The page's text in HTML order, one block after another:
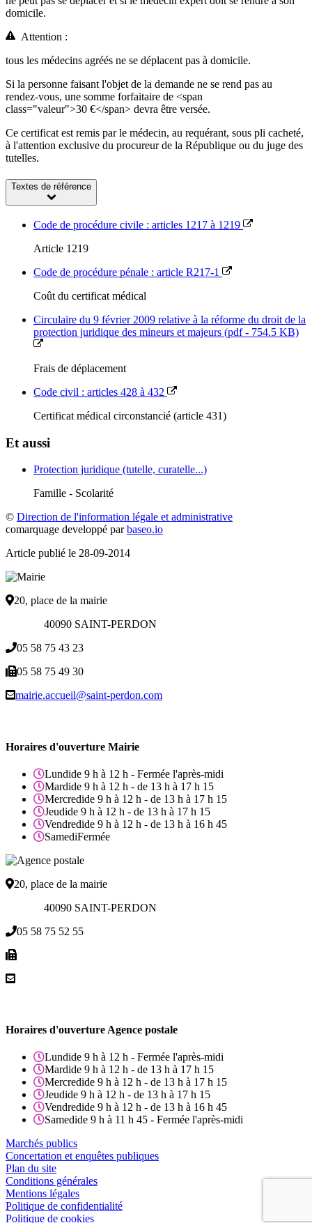
domicile.
Attention :
tous les médecins agréés ne se déplacent pas à domicile.
Si la personne faisant l'objet de la demande ne se rend pas au
rendez-vous, une somme forfaitaire de <span
class="valeur">30 €</span> devra être versée.
Ce certificat est remis par le médecin, au requérant, sous pli cacheté,
à l'attention exclusive du procureur de la République ou du juge des
tutelles.
Textes de référence
Code de procédure civile : articles 1217 à 1219
Article 1219
Code de procédure pénale : article R217-1
Coût du certificat médical
Circulaire du 9 février 2009 relative à la réforme du droit de la
protection juridique des mineurs et majeurs (pdf - 754.5 KB)
Frais de déplacement
Code civil : articles 428 à 432
Certificat médical circonstancié (article 431)
Et aussi
Protection juridique (tutelle, curatelle...)
Famille - Scolarité
© Direction de l'information légale et administrative
comarquage developpé parbaseo.io
Article publié le 28-09-2014
20, place de la mairie
40090 SAINT-PERDON
05 58 75 43 23
05 58 75 49 30
mairie.accueil@saint-perdon.com
Horaires d'ouverture Mairie
Lundide 9 h à 12 h - Fermée l'après-midi
Mardide 9 h à 12 h - de 13 h à 17 h 15
Mercredide 9 h à 12 h - de 13 h à 17 h 15
Jeudide 9 h à 12 h - de 13 h à 17 h 15
Vendredide 9 h à 12 h - de 13 h à 16 h 45
SamediFermée
20, place de la mairie
40090 SAINT-PERDON
05 58 75 52 55
Horaires d'ouverture Agence postale
Lundide 9 h à 12 h - Fermée l'après-midi
Mardide 9 h à 12 h - de 13 h à 17 h 15
Mercredide 9 h à 12 h - de 13 h à 17 h 15
Jeudide 9 h à 12 h - de 13 h à 17 h 15
Vendredide 9 h à 12 h - de 13 h à 16 h 45
Samedide 9 h à 11 h 45 - Fermée l'après-midi
Marchés publics
Concertation et enquêtes publiques
Plan du site
Conditions générales
Mentions légales
Politique de confidentialité
Politique de cookies